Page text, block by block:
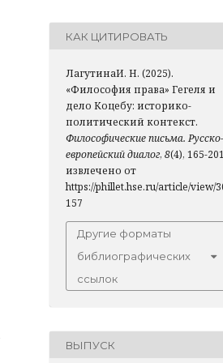
КАК ЦИТИРОВАТЬ
ЛагутинаИ. Н. (2025).
«Философия права» Гегеля и
дело Коцебу: историко-
политический контекст.
Философические письма. Русско-
европейский диалог, 8(4), 165-
извлечено от
https://phillet.hse.ru/article/view/
157
Другие форматы
библиографических
ссылок
ВЫПУСК